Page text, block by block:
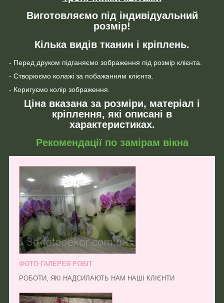
Виготовляємо під індивідуальний
розмір!
Кілька видів тканин і кріплень.
- Перед друком підганяємо зображення під розмір клієнта.
- Створюємо колажі за побажанням клієнта.
- Коригуємо колір зображення.
Ціна вказана за розміри, матеріал і
кріплення, які описані в
характеристиках.
Рекомендації по замірам вікна
ФОТО ГАЛЕРЕЯ РОБІТ
РОБОТИ, ЯКІ НАДСИЛАЮТЬ НАМ НАШІ КЛІЄНТИ